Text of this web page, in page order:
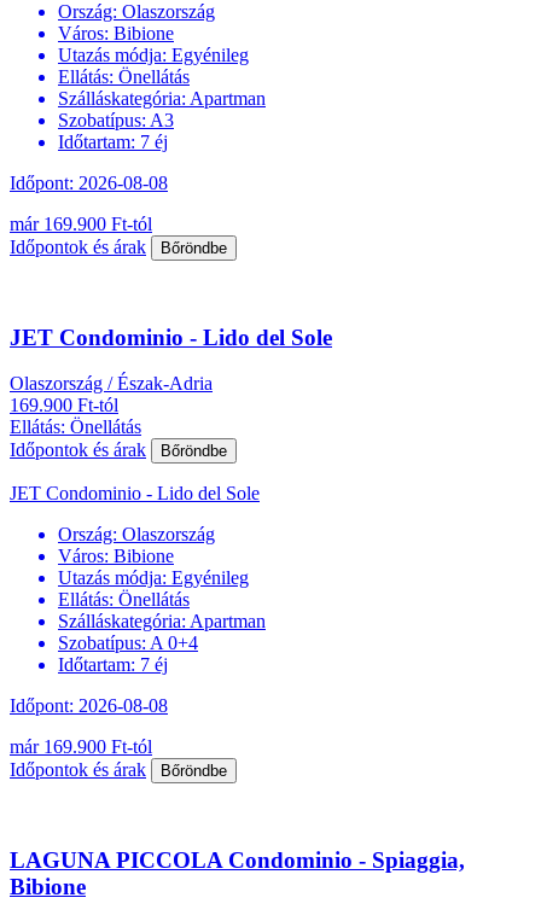
Ország: Olaszország
Város: Bibione
Utazás módja: Egyénileg
Ellátás: Önellátás
Szálláskategória: Apartman
Szobatípus: A3
Időtartam: 7 éj
Időpont: 2026-08-08
már 169.900 Ft-tól
Időpontok és árak
Bőröndbe
JET Condominio - Lido del Sole
Olaszország / Észak-Adria
169.900 Ft-tól
Ellátás: Önellátás
Időpontok és árak
Bőröndbe
JET Condominio - Lido del Sole
Ország: Olaszország
Város: Bibione
Utazás módja: Egyénileg
Ellátás: Önellátás
Szálláskategória: Apartman
Szobatípus: A 0+4
Időtartam: 7 éj
Időpont: 2026-08-08
már 169.900 Ft-tól
Időpontok és árak
Bőröndbe
LAGUNA PICCOLA Condominio - Spiaggia,
Bibione